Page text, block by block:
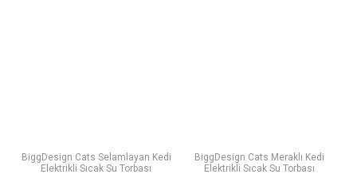
BiggDesign Cats Selamlayan Kedi
Elektrikli Sıcak Su Torbası
BiggDesign Cats Meraklı Kedi
Elektrikli Sıcak Su Torbası